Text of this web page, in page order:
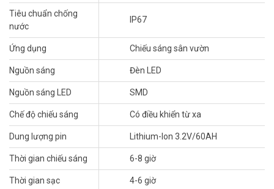
– Công suất 500W
– Chíp led: 806 pcs 5730 SMD
– Bảng điều khiển năng lượng mặt trời: 6V/75W
– Loại pin đa tinh thể: Lithium-Ion 3.2V/60AH
– Thời gian sạc: 4-6 giờ
– Thân đèn: Nhôm sơn tỉnh điện được đúc nguyên khối có phay
rãnh tản nhiệt.
– Có đèn báo dung lượng pin
– Kích thước đèn: 520 * 415 * 95mm
– Kích thước bảng điều khiển năng lượng mặt trời: 825 * 515 *
30mmmm
– Bộ sản phẩm gồm: Khung gắn chữ U/ đèn và remote
Tiêu chuẩn chống
nước
IP67
Ứng dụng Chiếu sáng sân vườn
Nguồn sáng Đèn LED
Nguồn sáng LED SMD
Chế độ chiếu sáng Có điều khiển từ xa
Dung lượng pin Lithium-Ion 3.2V/60AH
Thời gian chiếu sáng 6-8 giờ
Thời gian sạc 4-6 giờ